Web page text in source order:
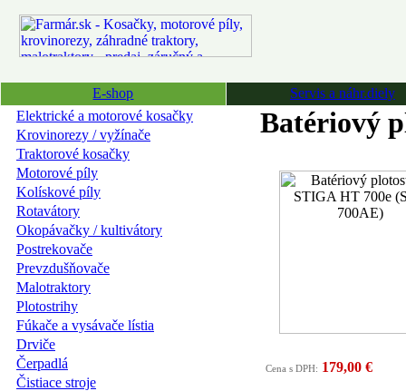
E-shop
Servis a náhr.diely
Elektrické a motorové kosačky
Krovinorezy / vyžínače
Traktorové kosačky
Motorové píly
Kolískové píly
Rotavátory
Okopávačky / kultivátory
Postrekovače
Prevzdušňovače
Malotraktory
Plotostrihy
Fúkače a vysávače lístia
Drviče
Čerpadlá
Čistiace stroje
Batériový
Cena s DPH: 179,00 €